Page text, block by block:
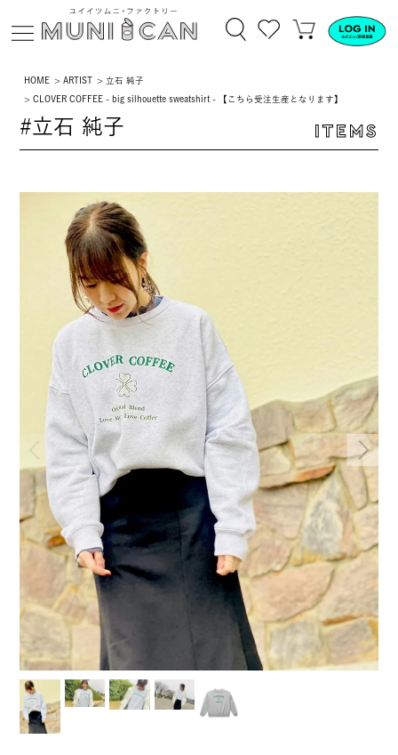
HOME ARTIST 立石 純子
CLOVER COFFEE - big silhouette sweatshirt - 【こちら受注生産となります】
#立石 純子 ITEMS